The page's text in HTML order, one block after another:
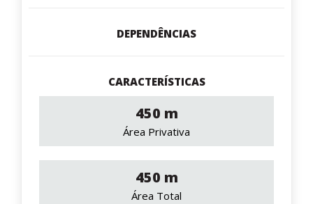
DEPENDÊNCIAS
CARACTERÍSTICAS
450 m
Área Privativa
450 m
Área Total